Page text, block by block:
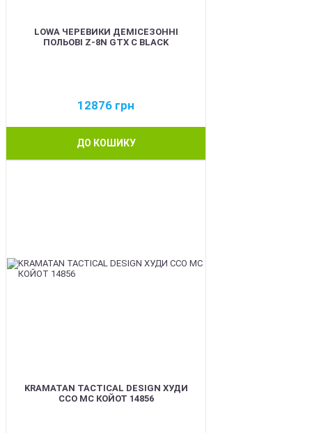
LOWA ЧЕРЕВИКИ ДЕМІСЕЗОННІ
ПОЛЬОВІ Z-8N GTX C BLACK
12876 грн
ДО КОШИКУ
KRAMATAN TACTICAL DESIGN ХУДИ
ССО МС КОЙОТ 14856